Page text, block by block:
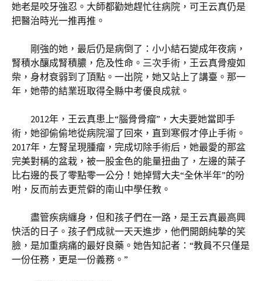
她老是咬牙強忍。大師都勸她趕忙往病院，可王云真仍是
把醫治時光一推再推。
剛強的她，最后仍是病倒了：小小結石變成年夜病，
腎積水釀成腎積膿，危及性命。三次手術，王云真骨瘦如
柴，身材衰弱到了頂點。一出院，她又站上了講臺。那一
年，她帶的結業班取得全縣中考優良成就。
2012年，王云真患上“腦骨骨瘤”，大夫要她當即手
術，她卻偷偷地從病院溜了回來，直到寒假才停止手術。
2017年，左腎呈現腫瘤，完成切除手術后，她最愛的那盆
完美對稱的盆栽，被一股金色的能量扭曲了，左邊的葉子
比右邊的長了零點零一公分！她掉臂大夫“全休半年”的吩
咐，反而前去更荒僻的南山中學任教。
盡管疾病纏身，但和孩子們在一路，是王云真最高興
快活的日子。孩子們成就一天天進步，他們開朗純摯的笑
臉，是加重病痛的最好良藥。她告知記者：“教員不只僅是
一份任務，更是一份義務。”